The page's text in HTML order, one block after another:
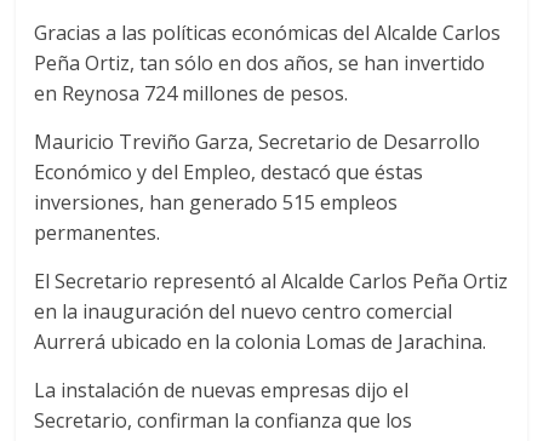
Gracias a las políticas económicas del Alcalde Carlos
Peña Ortiz, tan sólo en dos años, se han invertido
en Reynosa 724 millones de pesos.
Mauricio Treviño Garza, Secretario de Desarrollo
Económico y del Empleo, destacó que éstas
inversiones, han generado 515 empleos
permanentes.
El Secretario representó al Alcalde Carlos Peña Ortiz
en la inauguración del nuevo centro comercial
Aurrerá ubicado en la colonia Lomas de Jarachina.
La instalación de nuevas empresas dijo el
Secretario, confirman la confianza que los